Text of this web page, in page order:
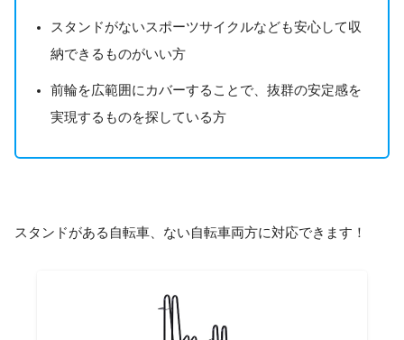
スタンドがないスポーツサイクルなども安心して収
納できるものがいい方
前輪を広範囲にカバーすることで、抜群の安定感を
実現するものを探している方
スタンドがある自転車、ない自転車両方に対応できます！